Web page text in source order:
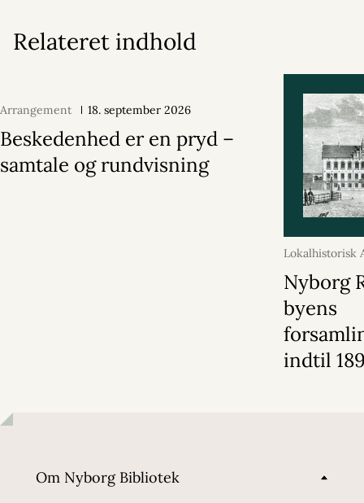
Relateret indhold
Arrangement 18. september 2026
Beskedenhed er en pryd –
samtale og rundvisning
Lokalhistorisk
2026
Nyborg
byens
indtil
Om Nyborg Bibliotek